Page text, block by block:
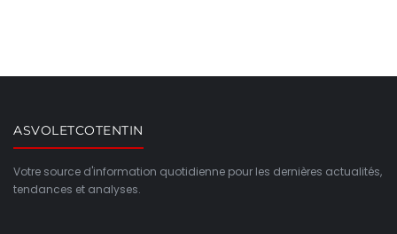
ASVOLETCOTENTIN
Votre source d'information quotidienne pour les dernières actualités,
tendances et analyses.